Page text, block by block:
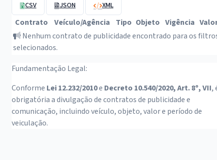
CSV JSON XML
Contrato Veículo/Agência Tipo Objeto Vigência
Nenhum contrato de publicidade encontrado para os
selecionados.
Fundamentação Legal:
Conforme Lei 12.232/2010e Decreto 10.540/2020, Art. 8º, VII,
obrigatória a divulgação de contratos de publicidade e
comunicação, incluindo veículo, objeto, valor e período de
veiculação.